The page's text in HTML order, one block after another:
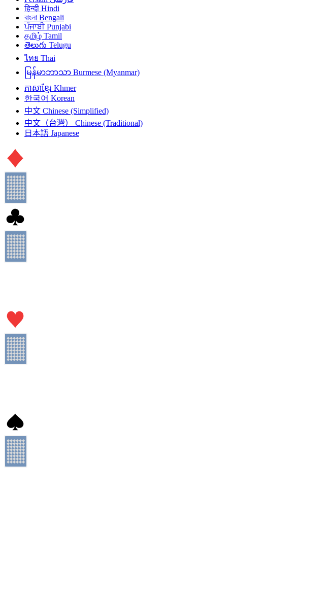
हिन्दी Hindi
বাংলা Bengali
ਪੰਜਾਬੀ Punjabi
தமிழ் Tamil
తెలుగు Telugu
ไทย Thai
မြန်မာဘာသာ Burmese (Myanmar)
ភាសាខ្មែរ Khmer
한국어 Korean
中文 Chinese (Simplified)
中文（台灣）
Chinese (Traditional)
日本語 Japanese